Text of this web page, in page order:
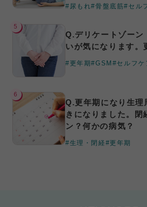
#尿もれ#骨盤底筋#セル
5
Q.デリケートゾーン
いが気になります。
#更年期#GSM #セルフケ
6
Q.更年期になり生理
きになりました。閉
ン？何かの病気？
#生理・閉経 #更年期